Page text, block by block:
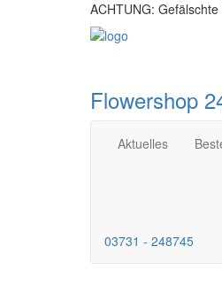
ACHTUNG:
Flowershop
Aktuelles
03731 - 248745